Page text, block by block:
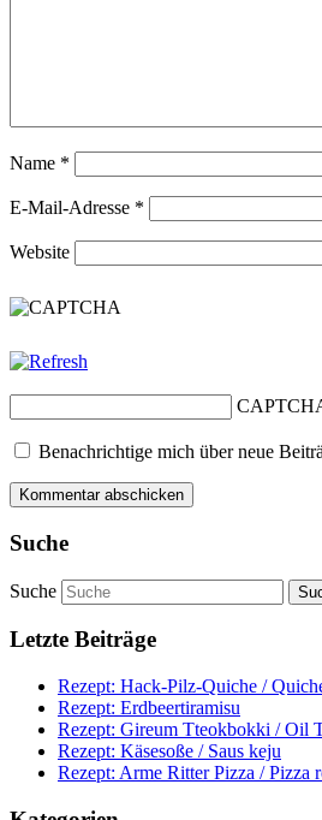
Name *
E-Mail-Adresse *
Website
Benachrichtige mich über neue
Suche
Suche
Letzte Beiträge
Rezept: Hack-Pilz-Quiche /
Rezept: Erdbeertiramisu
Rezept: Gireum Tteokbokki / Oil
Rezept: Käsesoße / Saus keju
Rezept: Arme Ritter Pizza / Pizza